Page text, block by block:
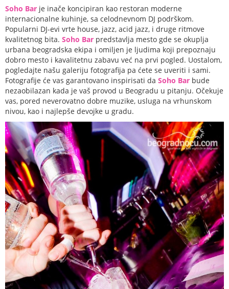
Soho Bar je inače koncipiran kao restoran moderne
internacionalne kuhinje, sa celodnevnom DJ podrškom.
Popularni DJ-evi vrte house, jazz, acid jazz, i druge ritmove
kvalitetnog bita. Soho Bar predstavlja mesto gde se okuplja
urbana beogradska ekipa i omiljen je ljudima koji prepoznaju
dobro mesto i kavalitetnu zabavu već na prvi pogled. Uostalom,
pogledajte našu galeriju fotografija pa ćete se uveriti i sami.
Fotografije će vas garantovano inspirisati da Soho Bar bude
nezaobilazan kada je vaš provod u Beogradu u pitanju. Očekuje
vas, pored neverovatno dobre muzike, usluga na vrhunskom
nivou, kao i najlepše devojke u gradu.